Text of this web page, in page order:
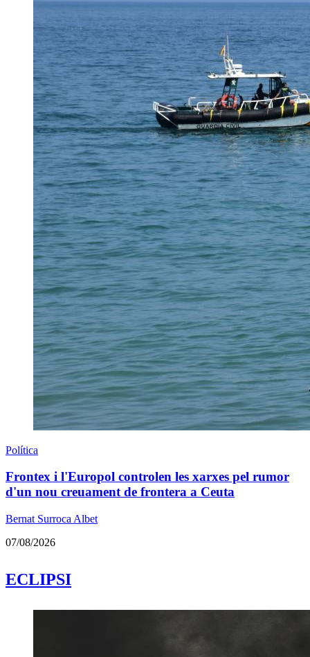
Política
Frontex i l'Europol controlen les xarxes pel rumor
d'un nou creuament de frontera a Ceuta
Bernat Surroca Albet
07/08/2026
ECLIPSI